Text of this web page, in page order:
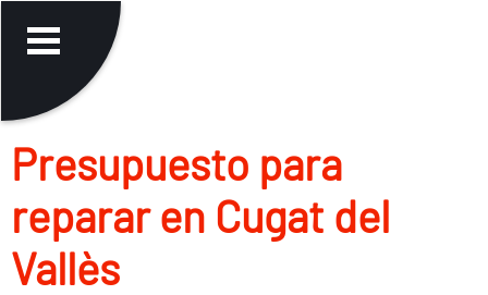
Presupuesto para
reparar en Cugat del
Vallès